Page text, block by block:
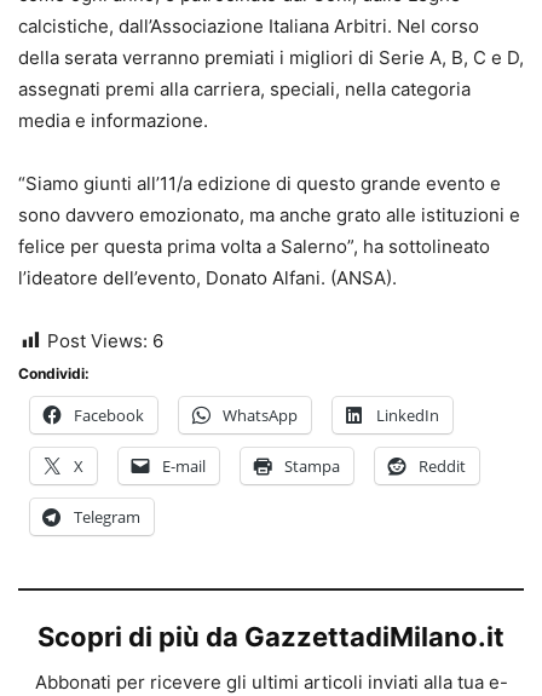
calcistiche, dall’Associazione Italiana Arbitri. Nel corso
della serata verranno premiati i migliori di Serie A, B, C e D,
assegnati premi alla carriera, speciali, nella categoria
media e informazione.
“Siamo giunti all’11/a edizione di questo grande evento e
sono davvero emozionato, ma anche grato alle istituzioni e
felice per questa prima volta a Salerno”, ha sottolineato
l’ideatore dell’evento, Donato Alfani. (ANSA).
Post Views: 6
Condividi:
Facebook WhatsApp LinkedIn
X E-mail Stampa Reddit
Telegram
Scopri di più da GazzettadiMilano.it
Abbonati per ricevere gli ultimi articoli inviati alla tua e-